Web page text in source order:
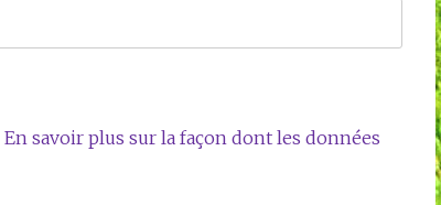
En savoir plus sur la façon dont les données